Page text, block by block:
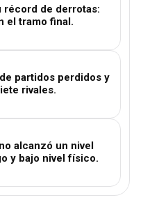
récord de derrotas:
el tramo final.
partidos perdidos y
rivales.
alcanzó un nivel
y bajo nivel físico.